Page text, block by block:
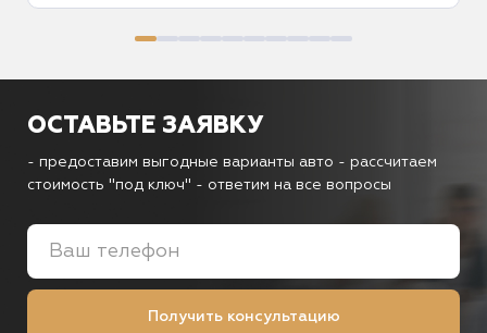
ОСТАВЬТЕ ЗАЯВКУ
- предоставим выгодные варианты авто - рассчитаем
стоимость "под ключ" - ответим на все вопросы
Получить консультацию